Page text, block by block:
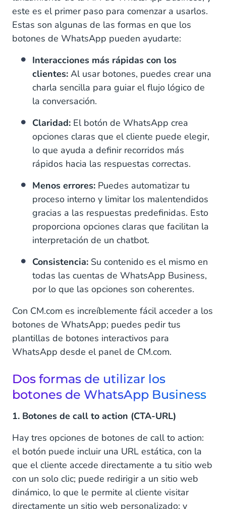
este es el primer paso para comenzar a usarlos.
Estas son algunas de las formas en que los
botones de WhatsApp pueden ayudarte:
Interacciones más rápidas con los
clientes: Al usar botones, puedes crear una
charla sencilla para guiar el flujo lógico de
la conversación.
Claridad: El botón de WhatsApp crea
opciones claras que el cliente puede elegir,
lo que ayuda a definir recorridos más
rápidos hacia las respuestas correctas.
Menos errores: Puedes automatizar tu
proceso interno y limitar los malentendidos
gracias a las respuestas predefinidas. Esto
proporciona opciones claras que facilitan la
interpretación de un chatbot.
Consistencia: Su contenido es el mismo en
todas las cuentas de WhatsApp Business,
por lo que las opciones son coherentes.
Con CM.com es increíblemente fácil acceder a los
botones de WhatsApp; puedes pedir tus
plantillas de botones interactivos para
WhatsApp desde el panel de CM.com.
Dos formas de utilizar los
botones de WhatsApp Business
1. Botones de call to action (CTA-URL)
Hay tres opciones de botones de call to action:
el botón puede incluir una URL estática, con la
que el cliente accede directamente a tu sitio web
con un solo clic; puede redirigir a un sitio web
dinámico, lo que le permite al cliente visitar
directamente un sitio web personalizado; y